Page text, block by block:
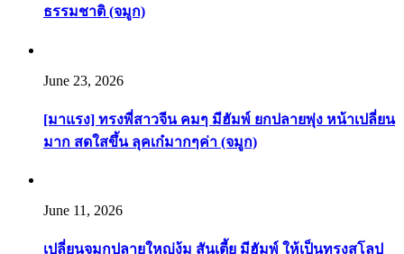
ธรรมชาติ (จมูก)
June 23, 2026
[มาแรง] ทรงพี่สาวจีน คมๆ มีฮัมพ์ ยกปลายพุ่ง หน้าเปลี่ยน
มาก สดใสขึ้น ลุคเก๋มากๆค่า (จมูก)
June 11, 2026
เปลี่ยนจมูกปลายใหญ่งุ้ม สันเตี้ย มีฮัมพ์ ให้เป็นทรงสโลป